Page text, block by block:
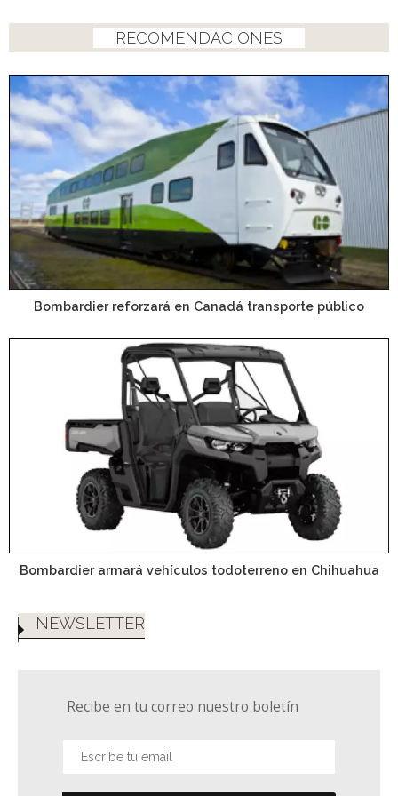
RECOMENDACIONES
Bombardier reforzará en Canadá transporte público
Bombardier armará vehículos todoterreno en Chihuahua
NEWSLETTER
Recibe en tu correo nuestro boletín